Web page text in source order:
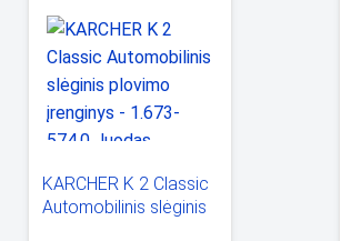
KARCHER K 2 Classic
Automobilinis slėginis